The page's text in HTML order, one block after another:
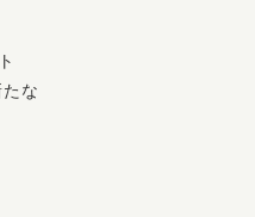
な